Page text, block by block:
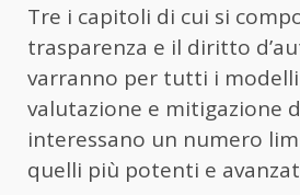
Tre i capitoli di cui si
trasparenza e il diritto
varranno per tutti i modelli
valutazione e mitigazione
interessano un numero
quelli più potenti e